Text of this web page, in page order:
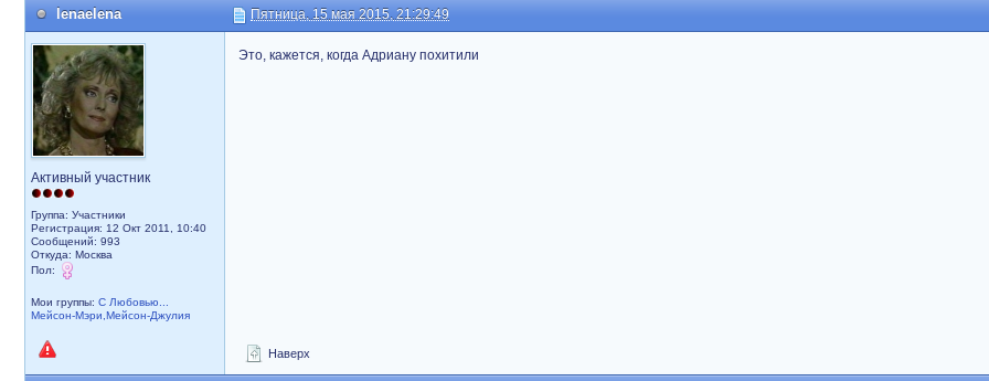
lenaelena Пятница, 15 мая 2015, 21:29:49
Активный участник
Группа: Участники
Регистрация: 12 Окт 2011, 10:40
Сообщений: 993
Откуда: Москва
Пол:
Мои группы: С Любовью...
Мейсон-Мэри,Мейсон-Джулия
Это, кажется, когда Адриану похитили
Наверх